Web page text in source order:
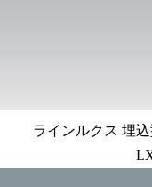
ラインルクス 埋